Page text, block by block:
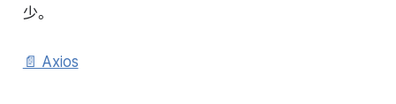
少。
📄 Axios